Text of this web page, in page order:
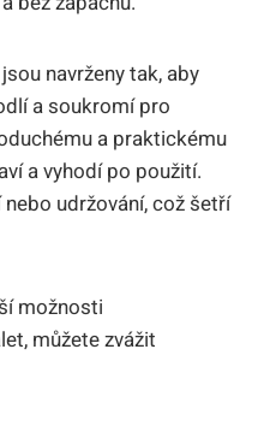
navrženy tak, aby
a soukromí pro
a praktickému
a vyhodí po použití.
udržování, což šetří
možnosti
můžete zvážit